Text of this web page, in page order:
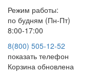
Режим работы:
по будням (Пн-Пт)
8:00-17:00
8(800) 505-12-52
показать телефон
Корзина обновлена